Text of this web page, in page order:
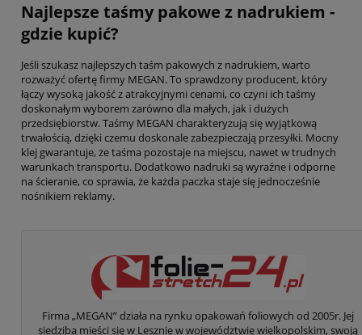
Najlepsze taśmy pakowe z nadrukiem -
gdzie kupić?
Jeśli szukasz najlepszych taśm pakowych z nadrukiem, warto
rozważyć ofertę firmy MEGAN. To sprawdzony producent, który
łączy wysoką jakość z atrakcyjnymi cenami, co czyni ich taśmy
doskonałym wyborem zarówno dla małych, jak i dużych
przedsiębiorstw. Taśmy MEGAN charakteryzują się wyjątkową
trwałością, dzięki czemu doskonale zabezpieczają przesyłki. Mocny
klej gwarantuje, że taśma pozostaje na miejscu, nawet w trudnych
warunkach transportu. Dodatkowo nadruki są wyraźne i odporne
na ścieranie, co sprawia, że każda paczka staje się jednocześnie
nośnikiem reklamy.
Firma „MEGAN” działa na rynku opakowań foliowych od 2005r. Jej
siedziba mieści się w Lesznie w województwie wielkopolskim, swoją